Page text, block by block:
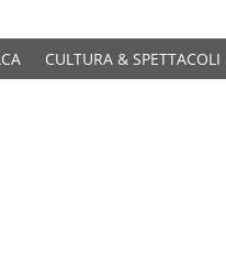
CULTURA & SPETTACOLI